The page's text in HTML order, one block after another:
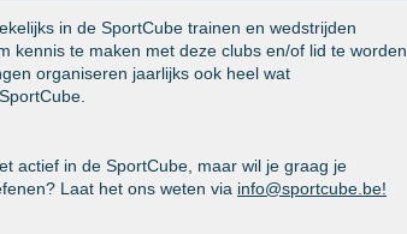
in de SportCube trainen en wedstrijden
kennis te maken met deze clubs en/of lid te worden.
organiseren jaarlijks ook heel wat
actief in de SportCube, maar wil je graag je
Laat het ons weten via info@sportcube.be!